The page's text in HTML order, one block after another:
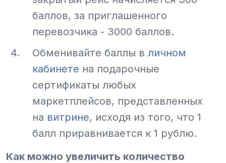
баллов, за приглашенного
перевозчика - 3000 баллов.
Обменивайте баллы в личном
кабинете на подарочные
сертификаты любых
маркетплейсов, представленных
на витрине, исходя из того, что 1
балл приравнивается к 1 рублю.
Как можно увеличить количество